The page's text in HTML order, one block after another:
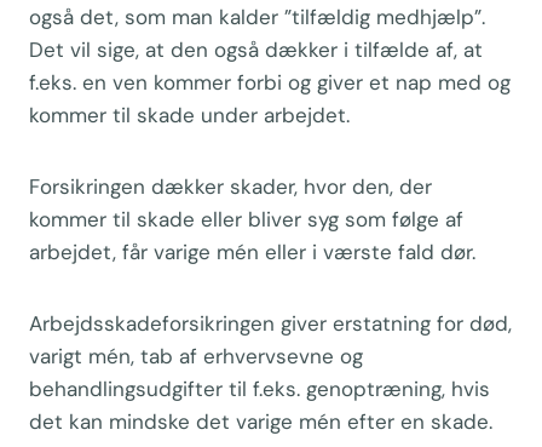
også det, som man kalder ”tilfældig medhjælp”.
Det vil sige, at den også dækker i tilfælde af, at
f.eks. en ven kommer forbi og giver et nap med og
kommer til skade under arbejdet.
Forsikringen dækker skader, hvor den, der
kommer til skade eller bliver syg som følge af
arbejdet, får varige mén eller i værste fald dør.
Arbejdsskadeforsikringen giver erstatning for død,
varigt mén, tab af erhvervsevne og
behandlingsudgifter til f.eks. genoptræning, hvis
det kan mindske det varige mén efter en skade.